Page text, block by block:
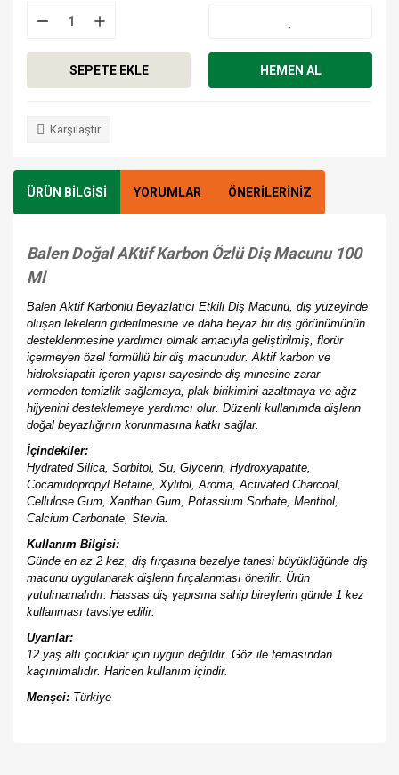
SEPETE EKLE HEMEN AL
Karşılaştır
ÜRÜN BİLGİSİ YORUMLAR ÖNERİLERİNİZ
Balen Doğal AKtif Karbon Özlü Diş Macunu 100
Ml
Balen Aktif Karbonlu Beyazlatıcı Etkili Diş Macunu, diş yüzeyinde
oluşan lekelerin giderilmesine ve daha beyaz bir diş görünümünün
desteklenmesine yardımcı olmak amacıyla geliştirilmiş, florür
içermeyen özel formüllü bir diş macunudur. Aktif karbon ve
hidroksiapatit içeren yapısı sayesinde diş minesine zarar
vermeden temizlik sağlamaya, plak birikimini azaltmaya ve ağız
hijyenini desteklemeye yardımcı olur. Düzenli kullanımda dişlerin
doğal beyazlığının korunmasına katkı sağlar.
İçindekiler:
Hydrated Silica, Sorbitol, Su, Glycerin, Hydroxyapatite,
Cocamidopropyl Betaine, Xylitol, Aroma, Activated Charcoal,
Cellulose Gum, Xanthan Gum, Potassium Sorbate, Menthol,
Calcium Carbonate, Stevia.
Kullanım Bilgisi:
Günde en az 2 kez, diş fırçasına bezelye tanesi büyüklüğünde diş
macunu uygulanarak dişlerin fırçalanması önerilir. Ürün
yutulmamalıdır. Hassas diş yapısına sahip bireylerin günde 1 kez
kullanması tavsiye edilir.
Uyarılar:
12 yaş altı çocuklar için uygun değildir. Göz ile temasından
kaçınılmalıdır. Haricen kullanım içindir.
Menşei: Türkiye